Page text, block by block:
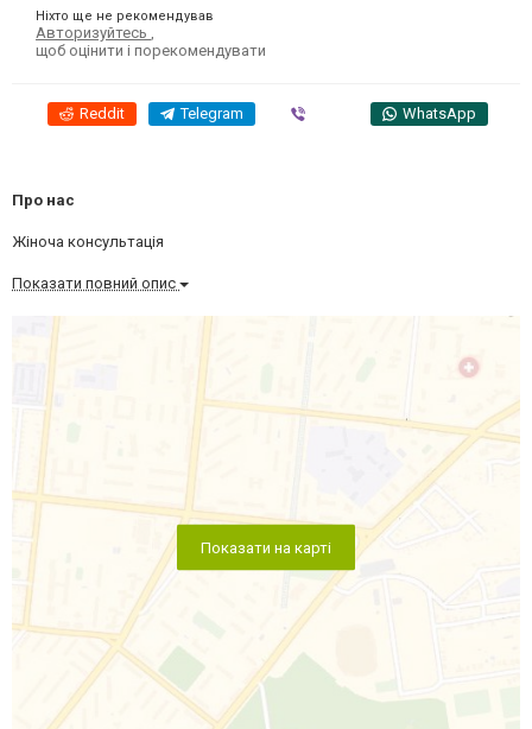
Ніхто ще не рекомендував
Авторизуйтесь
щоб оцінити і порекомендувати
Reddit Telegram WhatsApp
Про нас
Жіноча консультація
Показати повний опис
Показати на карті